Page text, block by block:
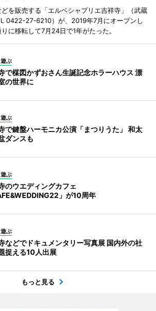
を販売する「エルベシャプリエ吉祥寺」（武蔵
0422-27-6210）が、2019年7月にオープンし
に移転して7月24日で1年がたった。
ぶ
で楳図かずおさん生誕記念ホラーハウス 漂
の世界に
ぶ
で鍵盤ハーモニカ公演「まつりうた」 和太
ダンスも
ぶ
のウエディングカフェ
」が10周年
ぶ
などでドキュメンタリー写真展 国内外の社
捉える10人出展
もっと見る